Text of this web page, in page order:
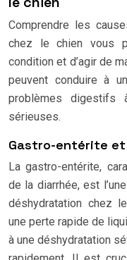
Comprendre les
chez le chien vous
condition et d’agir de
peuvent conduire à
problèmes digestifs
sérieuses.
Gastro-entérite
La gastro-entérite,
de la diarrhée, est
déshydratation chez
une perte rapide de
à une déshydratation